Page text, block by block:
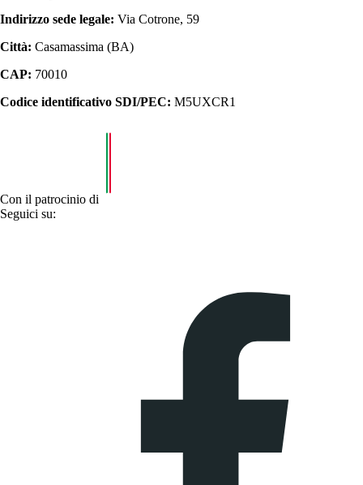
Indirizzo sede legale: Via Cotrone, 59
Città: Casamassima (BA)
CAP: 70010
Codice identificativo SDI/PEC: M5UXCR1
Con il patrocinio di
Seguici su: